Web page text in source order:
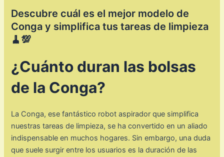
Descubre cuál es el mejor modelo de
Conga y simplifica tus tareas de limpieza
🧹💯
¿Cuánto duran las bolsas
de la Conga?
La Conga, ese fantástico robot aspirador que simplifica
nuestras tareas de limpieza, se ha convertido en un aliado
indispensable en muchos hogares. Sin embargo, una duda
que suele surgir entre los usuarios es la duración de las